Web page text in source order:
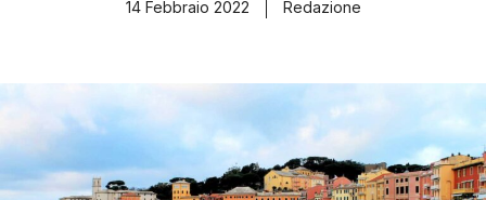
14 Febbraio 2022
Redazione